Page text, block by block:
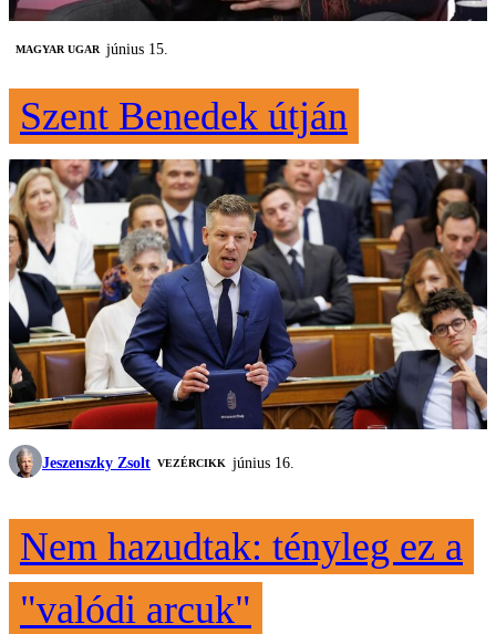
MAGYAR UGAR június 15.
Szent Benedek útján
Jeszenszky Zsolt VEZÉRCIKK június 16.
Nem hazudtak: tényleg ez a
"valódi arcuk"